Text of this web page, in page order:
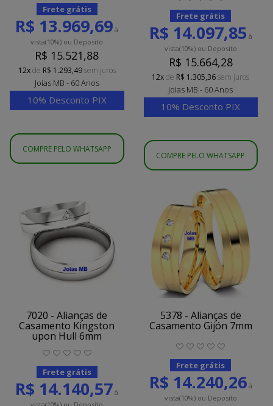
Frete grátis
R$ 13.969,69 à
vista(10%) ou Deposito
R$ 15.521,88
12xde R$ 1.293,49sem juros
Joias MB - 60 Anos
10% Desconto PIX
COMPRE PELO WHATSAPP
Frete grátis
R$ 14.097,85 à
vista(10%)ou Deposito
R$ 15.664,28
12xde R$ 1.305,36sem juros
Joias MB - 60 Anos
10% Desconto PIX
COMPRE PELO WHATSAPP
7020 - Alianças de
Casamento Kingston
upon Hull 6mm
Frete grátis
R$ 14.140,57 à
5378 - Alianças de
Casamento Gijón 7mm
Frete grátis
R$ 14.240,26à
vista(10%)ou Deposito